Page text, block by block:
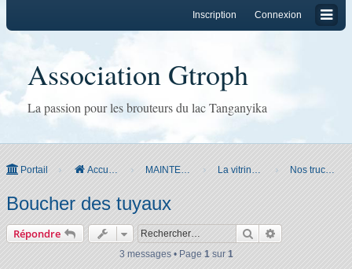
Connexion
Inscription
Association Gtroph
La passion pour les brouteurs du lac Tanganyika
Portail Accueil du forum MAINTENANCE La vitrine Gtroph Nos trucs et bricolages
Boucher des tuyaux
Répondre Rechercher
3 messages • Page 1sur 1